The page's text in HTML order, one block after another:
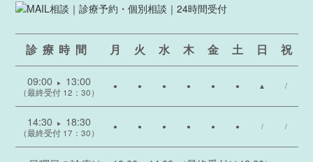
診療時間 月 火 水 木 金 土 日 祝
09:00 ▶ 13:00
（最終受付 12：30）
● ● ● ● ● ● ▲ /
14:30 ▶ 18:30
（最終受付 17：30）
● ● ● ● ● ● / /